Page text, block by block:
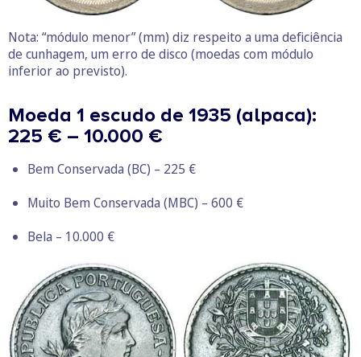
Nota: “módulo menor” (mm) diz respeito a uma deficiência
de cunhagem, um erro de disco (moedas com módulo
inferior ao previsto).
Moeda 1 escudo de 1935 (alpaca):
225 € – 10.000 €
Bem Conservada (BC) – 225 €
Muito Bem Conservada (MBC) – 600 €
Bela – 10.000 €